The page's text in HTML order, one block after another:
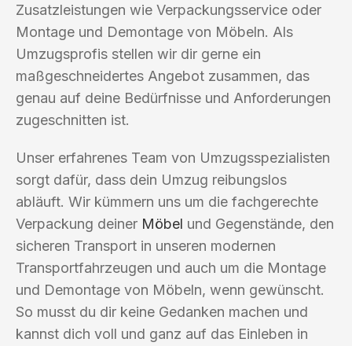
Zusatzleistungen wie Verpackungsservice oder
Montage und Demontage von Möbeln. Als
Umzugsprofis stellen wir dir gerne ein
maßgeschneidertes Angebot zusammen, das
genau auf deine Bedürfnisse und Anforderungen
zugeschnitten ist.
Unser erfahrenes Team von Umzugsspezialisten
sorgt dafür, dass dein Umzug reibungslos
abläuft. Wir kümmern uns um die fachgerechte
Verpackung deiner Möbel und Gegenstände, den
sicheren Transport in unseren modernen
Transportfahrzeugen und auch um die Montage
und Demontage von Möbeln, wenn gewünscht.
So musst du dir keine Gedanken machen und
kannst dich voll und ganz auf das Einleben in